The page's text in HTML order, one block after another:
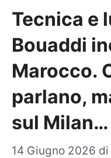
Tecnica e
Bouaddi
Marocco.
parlano,
sul Milan…
14 Giugno 2026 di